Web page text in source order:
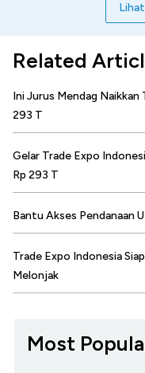
Related
Ini Jurus Mendag Naikkan
293 T
Gelar Trade Expo
Rp 293 T
Bantu Akses Pendanaan
Trade Expo Indonesia
Melonjak
Most